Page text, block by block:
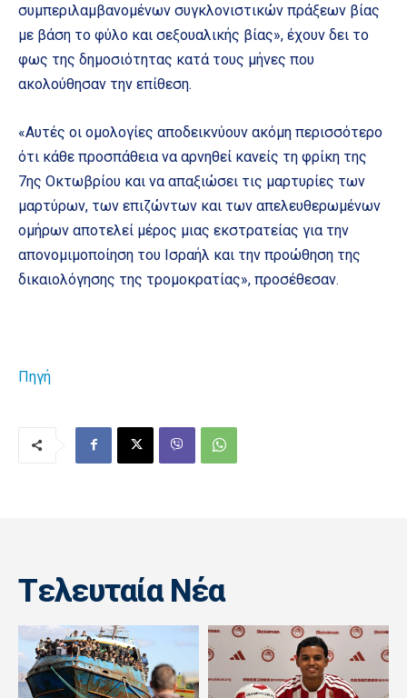
συμπεριλαμβανομένων συγκλονιστικών πράξεων βίας
με βάση το φύλο και σεξουαλικής βίας», έχουν δει το
φως της δημοσιότητας κατά τους μήνες που
ακολούθησαν την επίθεση.
«Αυτές οι ομολογίες αποδεικνύουν ακόμη περισσότερο
ότι κάθε προσπάθεια να αρνηθεί κανείς τη φρίκη της
7ης Οκτωβρίου και να απαξιώσει τις μαρτυρίες των
μαρτύρων, των επιζώντων και των απελευθερωμένων
ομήρων αποτελεί μέρος μιας εκστρατείας για την
απονομιμοποίηση του Ισραήλ και την προώθηση της
δικαιολόγησης της τρομοκρατίας», προσέθεσαν.
Πηγή
Tελευταία Nέα